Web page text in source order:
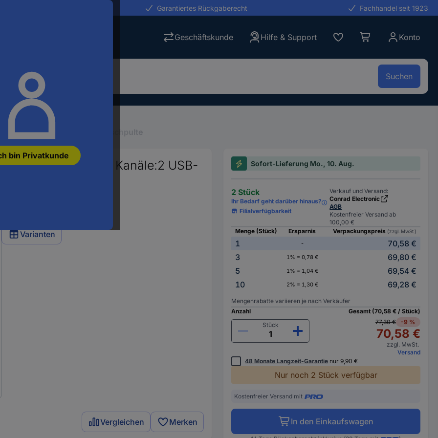
bin Privatkunde
Garantiertes Rückgaberecht Fachhandel seit 1923
Geschäftskunde Hilfe & Support Konto
Suchen
Mischpulte Analoge Mischpulte
Mischpult Anzahl Kanäle:2 USB-
Varianten
Vergleichen Merken
Sofort-Lieferung Mo., 10. Aug.
2 Stück
Ihr Bedarf geht darüber hinaus?
Filialverfügbarkeit
Verkauf und Versand:
Conrad Electronic
AGB
Kostenfreier Versand ab
100,00 €
Menge (Stück)
Ersparnis Verpackungspreis (zzgl. MwSt.)
1 -
70,58 €
3
1% = 0,78 €
69,80 €
5
1% = 1,04 €
69,54 €
10
2% = 1,30 € 69,28 €
Mengenrabatte variieren je nach Verkäufer
Anzahl
Stück
Gesamt (70,58 € / Stück)
77,30 €
-9 %
70,58 €
zzgl. MwSt.
Versand
48 Monate Langzeit-Garantie nur 9,90 €
Nur noch 2 Stück verfügbar
Kostenfreier Versand mit
In den Einkaufswagen